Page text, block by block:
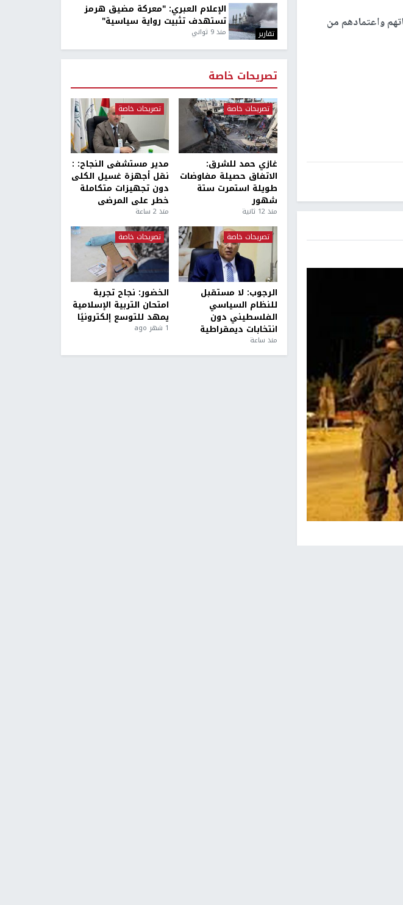
بياناتهم واعتمادهم من
تقارير
الإعلام العبري: "معركة مضيق هرمز
تستهدف تثبيت رواية سياسية"
منذ 9 ثواني
تصريحات خاصة
تصريحات خاصة
غازي حمد للشرق:
الاتفاق حصيلة مفاوضات
طويلة استمرت ستة
شهور
منذ 12 ثانية
تصريحات خاصة
مدير مستشفى النجاح: :
نقل أجهزة غسيل الكلى
دون تجهيزات متكاملة
خطر على المرضى
منذ 2 ساعة
تصريحات خاصة
الرجوب: لا مستقبل
للنظام السياسي
الفلسطيني دون
انتخابات ديمقراطية
منذ ساعة
تصريحات خاصة
الخضور: نجاح تجربة
امتحان التربية الإسلامية
يمهد للتوسع إلكترونيًا
1 شهر ago